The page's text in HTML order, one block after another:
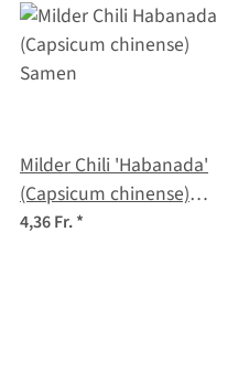
Milder Chili 'Habanada'
(Capsicum chinense)
Samen
4,36 Fr.*